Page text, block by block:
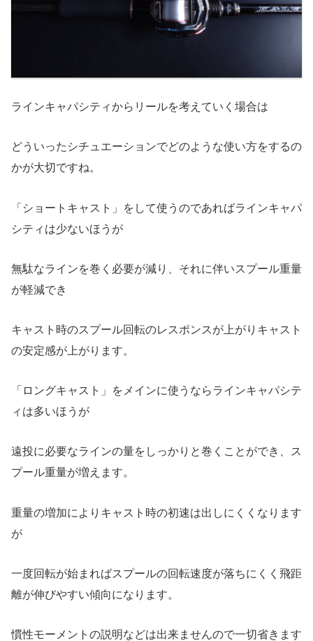
ラインキャパシティからリールを考えていく場合は
どういったシチュエーションでどのような使い方をするの
かが大切ですね。
「ショートキャスト」をして使うのであればラインキャパ
シティは少ないほうが
無駄なラインを巻く必要が減り、それに伴いスプール重量
が軽減でき
キャスト時のスプール回転のレスポンスが上がりキャスト
の安定感が上がります。
「ロングキャスト」をメインに使うならラインキャパシテ
ィは多いほうが
遠投に必要なラインの量をしっかりと巻くことができ、ス
プール重量が増えます。
重量の増加によりキャスト時の初速は出しにくくなります
が
一度回転が始まればスプールの回転速度が落ちにくく飛距
離が伸びやすい傾向になります。
慣性モーメントの説明などは出来ませんので一切省きます